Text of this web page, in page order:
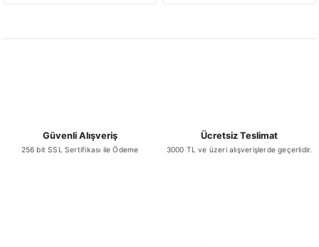
Güvenli Alışveriş
256 bit SSL Sertifikası ile Ödeme
Ücretsiz Teslimat
3000 TL ve üzeri alışverişlerde geçerlidir.